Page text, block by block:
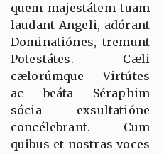
quem majestátem tuam
laudant Angeli, adórant
Dominatiónes, tremunt
Potestátes. Cæli
cælorúmque Virtútes
ac beáta Séraphim
sócia exsultatióne
concélebrant. Cum
quibus et nostras voces